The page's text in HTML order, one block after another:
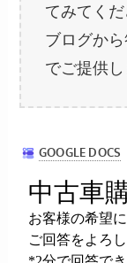
てみてくだ
ブログか
でご提供